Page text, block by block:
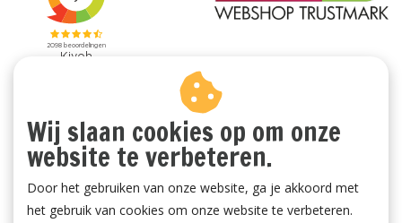
Wij slaan cookies op om onze
website te verbeteren.
Door het gebruiken van onze website, ga je akkoord met
het gebruik van cookies om onze website te verbeteren.